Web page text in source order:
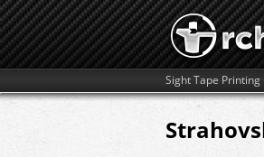
Sight Tape Printing